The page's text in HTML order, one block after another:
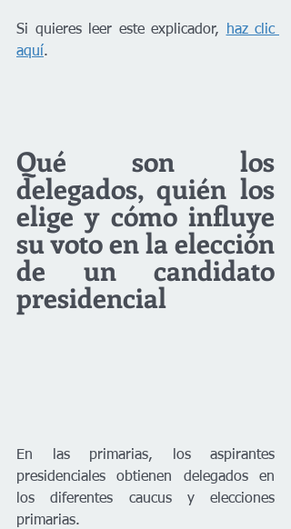
Si quieres leer este explicador,
haz clic
aquí.
Qué son los
delegados, quién los
elige y cómo influye
su voto en la elección
de un candidato
presidencial
En las primarias, los aspirantes
presidenciales obtienen delegados en
los diferentes caucus y elecciones
primarias.